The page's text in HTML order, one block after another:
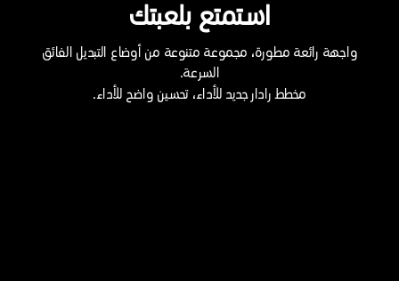
استمتع بلعبتك
واجهة رائعة مطورة، مجموعة متنوعة من أوضاع التبديل الفائق
السرعة.
مخطط رادار جديد للأداء، تحسين واضح للأداء.